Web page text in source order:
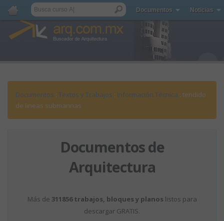
Documentos Noticias
Documentos : Textos y Trabajos : Información Técnica : tendido
de lineas submarinas
Documentos de
Arquitectura
Más de 311856 trabajos, bloques y planos listos para
descargar GRATIS.